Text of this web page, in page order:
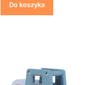
Do koszyka